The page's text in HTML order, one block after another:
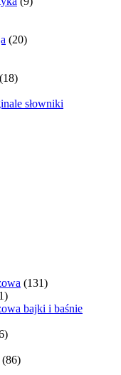
(20)
(18)
słowniki
(131)
bajki i baśnie
(86)